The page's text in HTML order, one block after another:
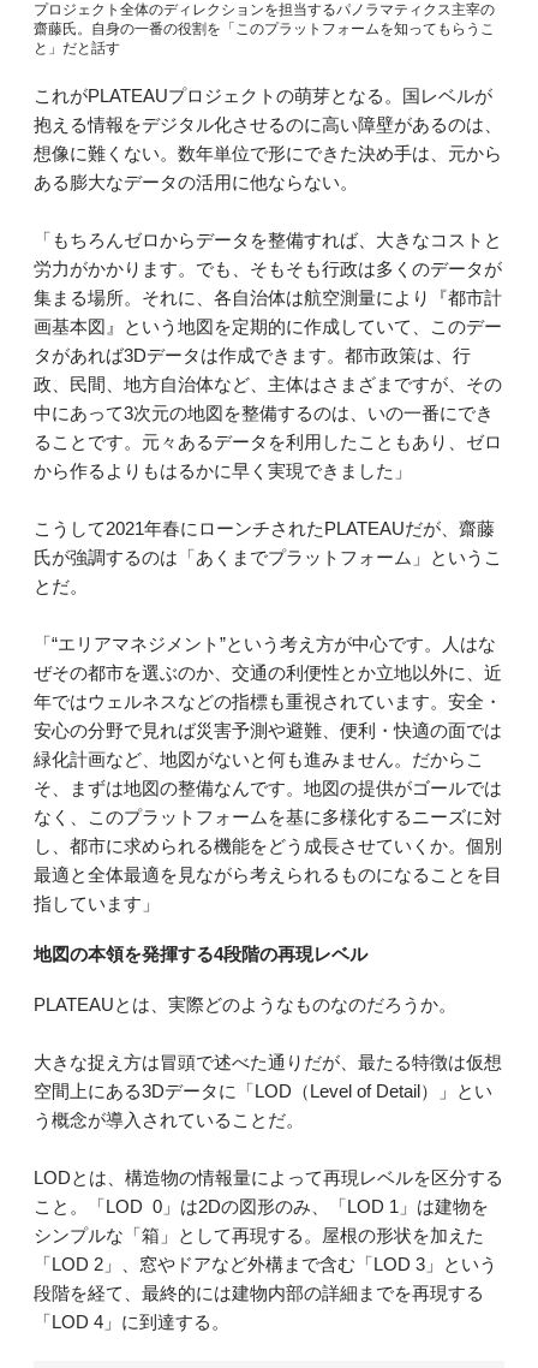
プロジェクト全体のディレクションを担当するパノラマティクス主宰の
齋藤氏。自身の一番の役割を「このプラットフォームを知ってもらうこ
と」だと話す
これがPLATEAUプロジェクトの萌芽となる。国レベルが
抱える情報をデジタル化させるのに高い障壁があるのは、
想像に難くない。数年単位で形にできた決め手は、元から
ある膨大なデータの活用に他ならない。
「もちろんゼロからデータを整備すれば、大きなコストと
労力がかかります。でも、そもそも行政は多くのデータが
集まる場所。それに、各自治体は航空測量により『都市計
画基本図』という地図を定期的に作成していて、このデー
タがあれば3Dデータは作成できます。都市政策は、行
政、民間、地方自治体など、主体はさまざまですが、その
中にあって3次元の地図を整備するのは、いの一番にでき
ることです。元々あるデータを利用したこともあり、ゼロ
から作るよりもはるかに早く実現できました」
こうして2021年春にローンチされたPLATEAUだが、齋藤
氏が強調するのは「あくまでプラットフォーム」というこ
とだ。
「“エリアマネジメント”という考え方が中心です。人はな
ぜその都市を選ぶのか、交通の利便性とか立地以外に、近
年ではウェルネスなどの指標も重視されています。安全・
安心の分野で見れば災害予測や避難、便利・快適の面では
緑化計画など、地図がないと何も進みません。だからこ
そ、まずは地図の整備なんです。地図の提供がゴールでは
なく、このプラットフォームを基に多様化するニーズに対
し、都市に求められる機能をどう成長させていくか。個別
最適と全体最適を見ながら考えられるものになることを目
指しています」
地図の本領を発揮する4段階の再現レベル
PLATEAUとは、実際どのようなものなのだろうか。
大きな捉え方は冒頭で述べた通りだが、最たる特徴は仮想
空間上にある3Dデータに「LOD（Level of Detail）」とい
う概念が導入されていることだ。
LODとは、構造物の情報量によって再現レベルを区分する
こと。「LOD 0」は2Dの図形のみ、「LOD 1」は建物を
シンプルな「箱」として再現する。屋根の形状を加えた
「LOD 2」、窓やドアなど外構まで含む「LOD 3」という
段階を経て、最終的には建物内部の詳細までを再現する
「LOD 4」に到達する。